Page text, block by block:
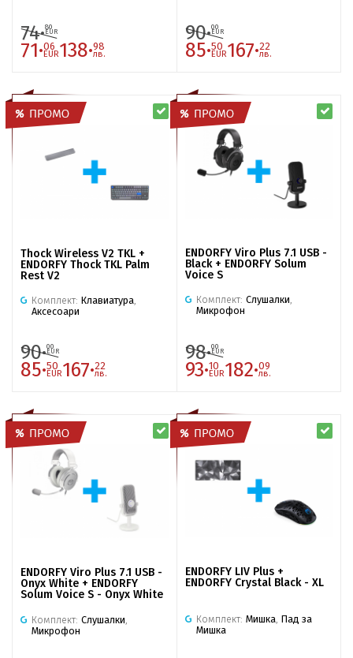
74·80
EUR
71·06
EUR138·98
лв.
90·00
EUR
85·50
EUR167·22
лв.
Thock Wireless V2 TKL +
ENDORFY Thock TKL Palm
Rest V2
Комплект: Клавиатура,
Аксесоари
90·00
EUR
85·50
EUR167·22
лв.
ENDORFY Viro Plus 7.1 USB -
Black + ENDORFY Solum
Voice S
Комплект: Слушалки,
Микрофон
98·00
EUR
93·10
EUR182·09
лв.
ENDORFY Viro Plus 7.1 USB -
Onyx White + ENDORFY
Solum Voice S - Onyx White
Комплект: Слушалки
Микрофон
ENDORFY LIV Plus +
ENDORFY Crystal Black - XL
Комплект: Мишка Пад за
Мишка